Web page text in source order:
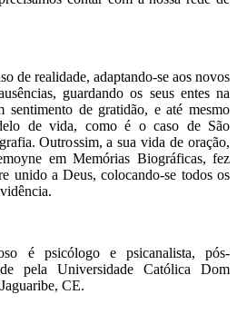
de realidade, adaptando-se aos novos
guardando os seus entes na
sentimento de gratidão, e até mesmo
de vida, como é o caso de São
Outrossim, a sua vida de oração,
em Memórias Biográficas, fez
unido a Deus, colocando-se todos os
é psicólogo e psicanalista, pós-
pela Universidade Católica Dom
CE.